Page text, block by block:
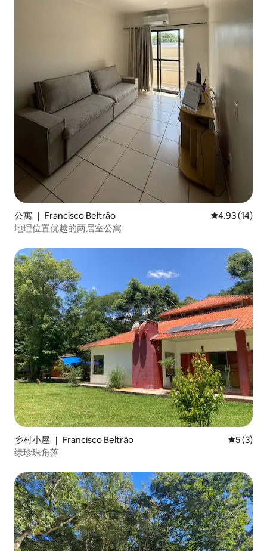
公寓 ｜ Francisco Beltrão 平均评分
4.93 (14)
地理位置优越的两居室公寓
乡村小屋 ｜ Francisco Beltrão 平均评分
5 (3)
绿珍珠角落